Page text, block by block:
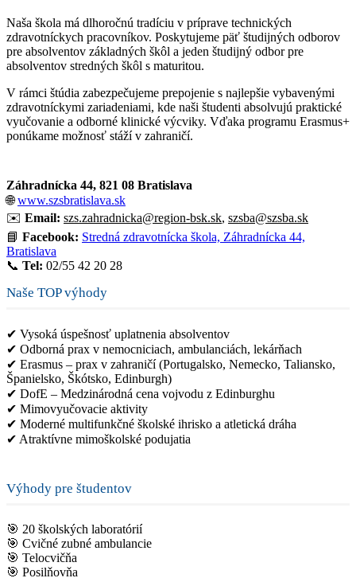
Naša škola má dlhoročnú tradíciu v príprave technických
zdravotníckych pracovníkov. Poskytujeme päť študijných odborov
pre absolventov základných škôl a jeden študijný odbor pre
absolventov stredných škôl s maturitou.
V rámci štúdia zabezpečujeme prepojenie s najlepšie vybavenými
zdravotníckymi zariadeniami, kde naši študenti absolvujú praktické
vyučovanie a odborné klinické výcviky. Vďaka programu Erasmus+
ponúkame možnosť stáží v zahraničí.
Záhradnícka 44, 821 08 Bratislava
🌐www.szsbratislava.sk
✉️ Email: szs.zahradnicka@region-bsk.sk, szsba@szsba.sk
📘 Facebook: Stredná zdravotnícka škola, Záhradnícka 44,
Bratislava
📞 Tel: 02/55 42 20 28
Naše TOP výhody
✔ Vysoká úspešnosť uplatnenia absolventov
✔ Odborná prax v nemocniciach, ambulanciách, lekárňach
✔ Erasmus – prax v zahraničí (Portugalsko, Nemecko, Taliansko,
Španielsko, Škótsko, Edinburgh)
✔ DofE – Medzinárodná cena vojvodu z Edinburghu
✔ Mimovyučovacie aktivity
✔ Moderné multifunkčné školské ihrisko a atletická dráha
✔ Atraktívne mimoškolské podujatia
Výhody pre študentov
🎯 20 školských laboratórií
🎯 Cvičné zubné ambulancie
🎯 Telocvičňa
🎯 Posilňovňa